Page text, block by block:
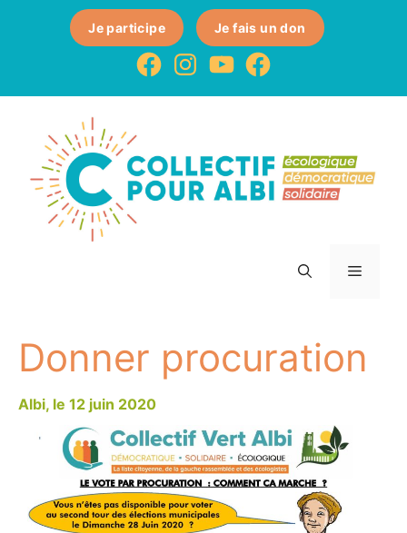
Je participe Je fais un don
Donner procuration
12 juin 2020